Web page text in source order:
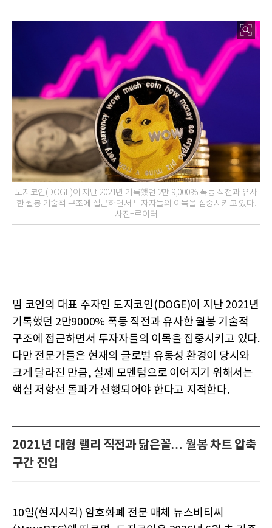
도지코인(DOGE)이 지난 2021년 기록했던 2만 9,000% 폭등 직전과 유사
한 월봉 기술적 구조에 접근하면서 투자자들의 이목을 집중시키고 있다.
사진=로이터
밈 코인의 대표 주자인 도지코인(DOGE)이 지난 2021년
기록했던 2만9000% 폭등 직전과 유사한 월봉 기술적
구조에 접근하면서 투자자들의 이목을 집중시키고 있다.
다만 전문가들은 현재의 글로벌 유동성 환경이 당시와
크게 달라진 만큼, 실제 모멘텀으로 이어지기 위해서는
핵심 저항선 돌파가 선행되어야 한다고 지적한다.
2021년 대형 랠리 직전과 닮은꼴… 월봉 차트 압축
구간 진입
10일(현지시각) 암호화폐 전문 매체 뉴스비티씨